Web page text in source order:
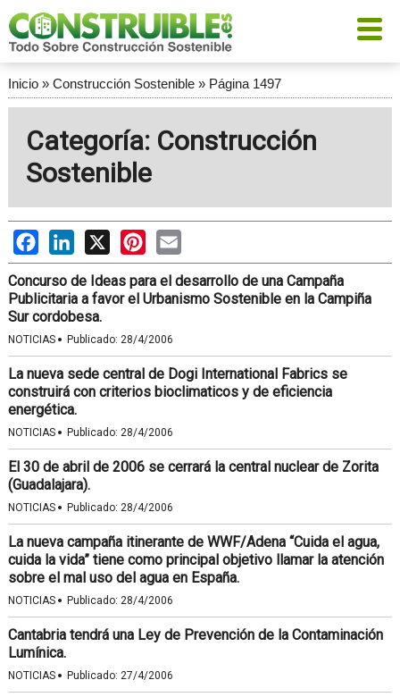
Inicio» Construcción Sostenible» Página 1497
Categoría: Construcción
Sostenible
FacebookLinkedIn
X PinterestEmail
Concurso de Ideas para el desarrollo de una Campaña
Publicitaria a favor el Urbanismo Sostenible en la Campiña
Sur cordobesa.
NOTICIAS · Publicado: 28/4/2006
La nueva sede central de Dogi International Fabrics se
construirá con criterios bioclimaticos y de eficiencia
energética.
NOTICIAS · Publicado: 28/4/2006
El 30 de abril de 2006 se cerrará la central nuclear de Zorita
(Guadalajara).
NOTICIAS · Publicado: 28/4/2006
La nueva campaña itinerante de WWF/Adena “Cuida el agua,
cuida la vida” tiene como principal objetivo llamar la atención
sobre el mal uso del agua en España.
NOTICIAS · Publicado: 28/4/2006
Cantabria tendrá una Ley de Prevención de la Contaminación
Lumínica.
NOTICIAS · Publicado: 27/4/2006